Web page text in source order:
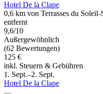
Hotel De la Clape
0,6 km von Terrasses du
entfernt
9,6/10
Außergewöhnlich
(62 Bewertungen)
125 €
inkl. Steuern & Gebühren
1. Sept.–2. Sept.
Hotel De la Clape